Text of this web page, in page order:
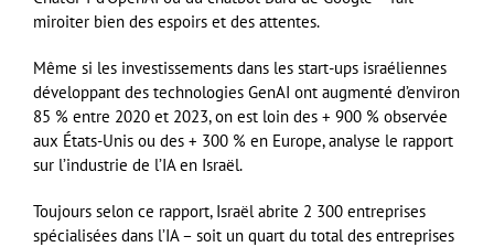
miroiter bien des espoirs et des attentes.
Même si les investissements dans les start-ups israéliennes
développant des technologies GenAI ont augmenté d’environ
85 % entre 2020 et 2023, on est loin des + 900 % observée
aux États-Unis ou des + 300 % en Europe, analyse le rapport
sur l’industrie de l’IA en Israël.
Toujours selon ce rapport, Israël abrite 2 300 entreprises
spécialisées dans l’IA – soit un quart du total des entreprises